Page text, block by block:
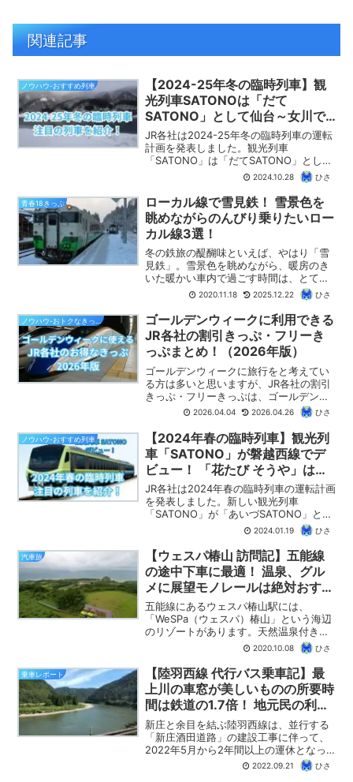
関連記事
ノウハウ-おすすめ列車
【2024-25年冬の臨時列車】観
光列車SATONOは「だて
SATONO」として仙台～女川で
運転、水郡線全通90周年記念列
車を風っことキハ110系で運転！
JR各社は2024-25年冬の臨時列車の運転
計画を発表しました。観光列車
「SATONO」は「だてSATONO」として
仙台～女川間で運転されます。また、水
郡線全通90周年を記念した臨時列車が、
風っこやキハ110系で運転されます。この
記事では、2024-25年冬の注目の臨時列
車をピックアップして紹介します。
2024.10.28 ひさ
青春18きっぷ
ローカル線で雪見鉄！ 雪景色を
眺めながらのんびり乗りたいロー
カル線3選！
冬の鉄旅の醍醐味といえば、やはり「雪
見鉄」。雪景色を眺めながら、暖房のき
いた暖かい車内で過ごす時間は、とても
贅沢なものです。【ひさの乗り鉄ブロ
グ】では、雪見鉄におすすめのローカル
線として、首都圏から比較的近い只見
線、飯山線、大糸線を紹介します。すべ
て普通列車が走るJRのローカル線ですの
で、冬の青春18きっぷでの旅もおすすめ
です。
2020.11.18 2025.12.22 ひさ
ノウハウ-おトクなきっぷ
ゴールデンウィークに利用できる
JR各社の割引きっぷ・フリーき
っぷまとめ！（2026年版）
ゴールデンウィークに旅行をと考えてい
る方は多いと思いますが、JR各社の割引
きっぷ・フリーきっぷは、ゴールデンウ
ィークに利用できないものが多くありま
す。それでも、よく探してみると、ゴー
ルデンウィークにも利用できるきっぷは
あるものです。これらのきっぷを活用し
て、お得に旅行や乗り鉄を楽しみましょ
う。この記事では、2026年のゴールデン
ウィークでも利用できるJR各社の主要な
割引きっぷ・フリーきっぷをご紹介しま
す。
2026.04.04 2026.04.26 ひさ
ノウハウ-おすすめ列車
【2024年春の臨時列車】観光列
車「SATONO」が磐越西線でデ
ビュー！ 「花たび そうや」は今
年も4往復運転、旧客による「新
潟駅開業120周年号」も！
JR各社は2024年春の臨時列車の運転計画
を発表しました。新しい観光列車
「SATONO」が「あいづSATONO」とし
て4月にデビューします。また、毎年定番
となった急行「花たび そうや」も4往復
運転。新潟エリアでは旧型客車による
「新潟駅開業120周年号」も運転される
など、注目度の高い列車が多くなってい
ます。この記事では、2024年春の注目の
臨時列車をピックアップして紹介しま
す。
2024.01.19 ひさ
汽車旅
【ウェスパ椿山 訪問記】五能線
の途中下車に最適！ 温泉、グル
メに展望モノレールは絶対おすす
め！（2020年10月末で閉鎖）
五能線にあるウェスパ椿山駅には、
「WeSPa（ウェスパ）椿山」という海辺
のリゾートがあります。天然温泉付きの
コテージなどの宿泊施設もそろっていま
すが、温泉や食事、そして、展望モノレ
ールから眺める絶景など、五能線を途中
下車して観光するのにもピ...
2020.10.08 ひさ
乗車レポート
【陸羽西線 代行バス乗車記】最
上川の車窓が美しいものの所要時
間は鉄道の1.7倍！ 地元民の利用
が少ないのが気がかり
新庄と余目を結ぶ陸羽西線は、並行する
「新庄酒田道路」の建設工事に伴って、
2022年5月から2年間以上の運休となっ
ています。今回、余目駅から新庄駅へ、
各駅に停車する代行バス154便に乗車し
2022.09.21 ひさ